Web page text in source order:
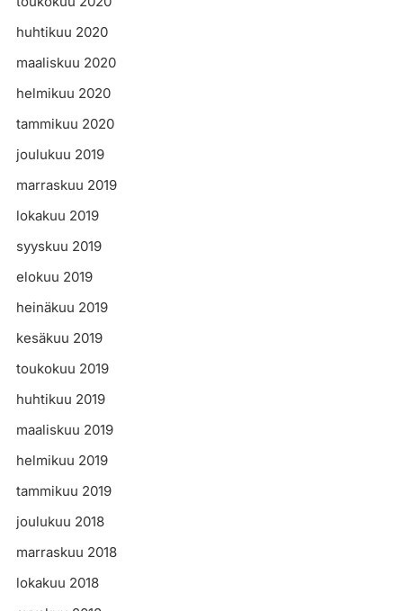
huhtikuu 2020
maaliskuu 2020
helmikuu 2020
tammikuu 2020
joulukuu 2019
marraskuu 2019
lokakuu 2019
syyskuu 2019
elokuu 2019
heinäkuu 2019
kesäkuu 2019
toukokuu 2019
huhtikuu 2019
maaliskuu 2019
helmikuu 2019
tammikuu 2019
joulukuu 2018
marraskuu 2018
lokakuu 2018